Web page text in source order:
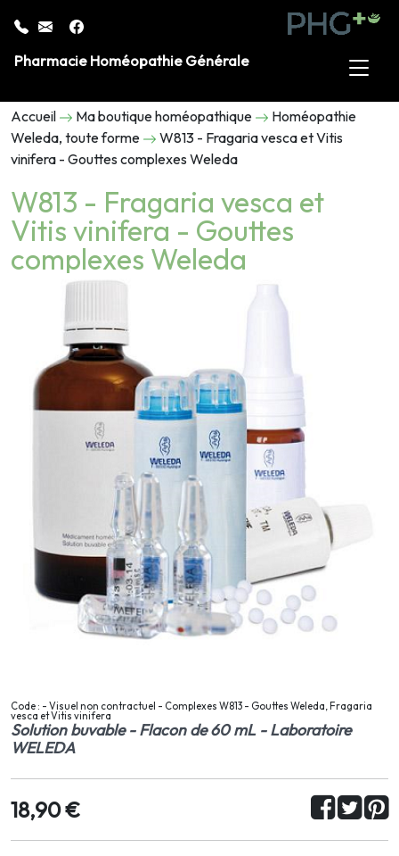
Pharmacie Homéopathie Générale
Accueil Ma boutique homéopathique
Homéopathie
Weleda, toute forme
W813 - Fragaria vesca et Vitis
vinifera - Gouttes complexes Weleda
W813 - Fragaria vesca et
Vitis vinifera - Gouttes
complexes Weleda
Code : - Visuel non contractuel - Complexes W813 - Gouttes Weleda, Fragaria
vesca et Vitis vinifera
Solution buvable - Flacon de 60 mL - Laboratoire
WELEDA
18,90 €